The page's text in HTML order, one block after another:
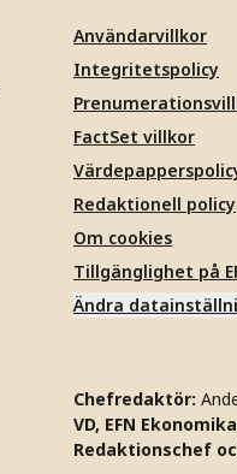
Användarvillkor
Integritetspolicy
FactSet villkor
Redaktionell policy
Om cookies
Tillgänglighet på
Ändra
Chefredaktör:
VD, EFN
Redaktionschef